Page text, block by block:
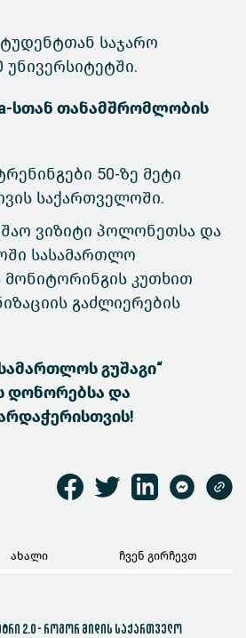
საჯარო
უნივერსიტეტში.
სთან თანამშრომლობის
50-ზე მეტი
საქართველოში.
ვიზიტი პოლონეთსა და
სასამართლო
მონიტორინგის კუთხით
გაძლიერების
გუშაგი“
დონორებსა და
ახალი ჩვენ გირჩევთ
2.0 - როგორ მიდის საქართველო